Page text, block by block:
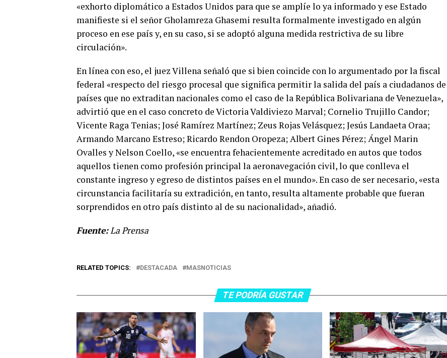
«exhorto diplomático a Estados Unidos para que se amplíe lo ya informado y ese Estado
manifieste si el señor Gholamreza Ghasemi resulta formalmente investigado en algún
proceso en ese país y, en su caso, si se adoptó alguna medida restrictiva de su libre
circulación».
En línea con eso, el juez Villena señaló que si bien coincide con lo argumentado por la fiscal
federal «respecto del riesgo procesal que significa permitir la salida del país a ciudadanos de
países que no extraditan nacionales ­como el caso de la República Bolivariana de Venezuela»­,
advirtió que en el caso concreto de Victoria Valdiviezo Marval; Cornelio Trujillo Candor;
Vicente Raga Tenias; José Ramírez Martínez; Zeus Rojas Velásquez; Jesús Landaeta Oraa;
Armando Marcano Estreso; Ricardo Rendon Oropeza; Albert Gines Pérez; Ángel Marin
Ovalles y Nelson Coello, «se encuentra fehacientemente acreditado en autos que todos
aquellos tienen como profesión principal la aeronavegación civil, lo que conlleva el
constante ingreso y egreso de distintos países en el mundo». En caso de ser necesario, «esta
circunstancia facilitaría su extradición, en tanto, resulta altamente probable que fueran
sorprendidos en otro país distinto al de su nacionalidad», añadió.
Fuente:La Prensa
RELATED TOPICS: DESTACADA MASNOTICIAS
TE PODRÍA GUSTAR